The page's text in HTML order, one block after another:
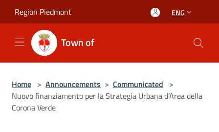
Region Piedmont ENG
Town of
Home > Announcements > Communicated >
Nuovo finanziamento per la Strategia Urbana d’Area della
Corona Verde